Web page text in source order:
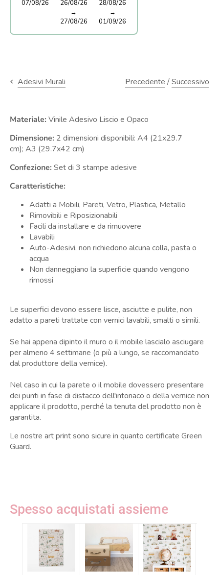
07/08/26
26/08/26
→
27/08/26
28/08/26
→
01/09/26
Adesivi Murali Precedente /Successivo
Materiale: Vinile Adesivo Liscio e Opaco
Dimensione: 2 dimensioni disponibili: A4 (21x29.7
cm); A3 (29.7x42 cm)
Confezione: Set di 3 stampe adesive
Caratteristiche:
Adatti a Mobili, Pareti, Vetro, Plastica, Metallo
Rimovibili e Riposizionabili
Facili da installare e da rimuovere
Lavabili
Auto-Adesivi, non richiedono alcuna colla, pasta o
acqua
Non danneggiano la superficie quando vengono
rimossi
Le superfici devono essere lisce, asciutte e pulite, non
adatto a pareti trattate con vernici lavabili, smalti o simili.
Se hai appena dipinto il muro o il mobile lascialo asciugare
per almeno 4 settimane (o più a lungo, se raccomandato
dal produttore della vernice).
Nel caso in cui la parete o il mobile dovessero presentare
dei punti in fase di distacco dell'intonaco o della vernice non
applicare il prodotto, perché la tenuta del prodotto non è
garantita.
Le nostre art print sono sicure in quanto certificate Green
Guard.
Spesso acquistati assieme